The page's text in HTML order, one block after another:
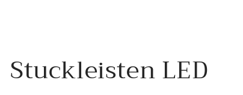
Stuckleisten LED